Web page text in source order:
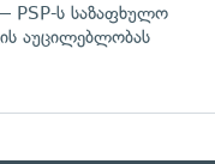
PSP-ს საზაფხულო
აუცილებლობას